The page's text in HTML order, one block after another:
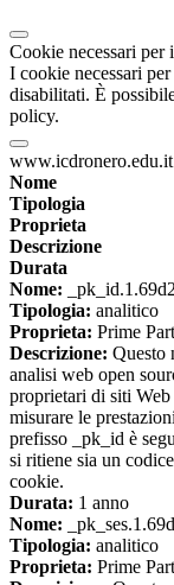
Cookie necessari per
I cookie necessari
disabilitati. È
policy.
www.icdronero.edu.it
Nome
Tipologia
Proprieta
Descrizione
Durata
Nome: _pk_id.1.69d2
Tipologia: analitico
Proprieta: Prime
Descrizione: Questo
analisi web open
proprietari di siti
misurare le
prefisso _pk_id è
si ritiene sia un
cookie.
Durata: 1 anno
Nome:
Tipologia: analitico
Proprieta: Prime